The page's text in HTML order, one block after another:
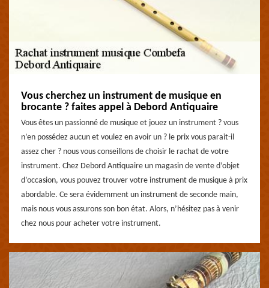
Vous cherchez un instrument de musique en
brocante ? faites appel à Debord Antiquaire
Vous êtes un passionné de musique et jouez un instrument ? vous
n’en possédez aucun et voulez en avoir un ? le prix vous parait-il
assez cher ? nous vous conseillons de choisir le rachat de votre
instrument. Chez Debord Antiquaire un magasin de vente d’objet
d’occasion, vous pouvez trouver votre instrument de musique à prix
abordable. Ce sera évidemment un instrument de seconde main,
mais nous vous assurons son bon état. Alors, n’hésitez pas à venir
chez nous pour acheter votre instrument.